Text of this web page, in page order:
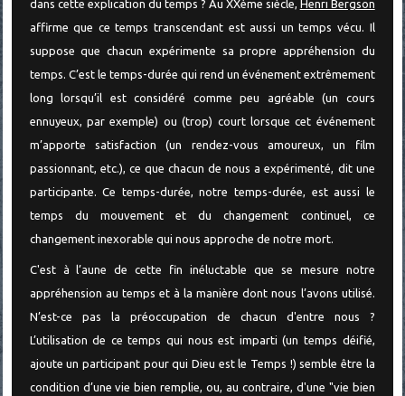
dans cette explication du temps ? Au XXème siècle, Henri Bergson
affirme que ce temps transcendant est aussi un temps vécu. Il
suppose que chacun expérimente sa propre appréhension du
temps. C’est le temps-durée qui rend un événement extrêmement
long lorsqu’il est considéré comme peu agréable (un cours
ennuyeux, par exemple) ou (trop) court lorsque cet événement
m’apporte satisfaction (un rendez-vous amoureux, un film
passionnant, etc.), ce que chacun de nous a expérimenté, dit une
participante. Ce temps-durée, notre temps-durée, est aussi le
temps du mouvement et du changement continuel, ce
changement inexorable qui nous approche de notre mort.
C'est à l’aune de cette fin inéluctable que se mesure notre
appréhension au temps et à la manière dont nous l’avons utilisé.
N’est-ce pas la préoccupation de chacun d'entre nous ?
L’utilisation de ce temps qui nous est imparti (un temps déifié,
ajoute un participant pour qui Dieu est le Temps !) semble être la
condition d’une vie bien remplie, ou, au contraire, d'une "vie bien